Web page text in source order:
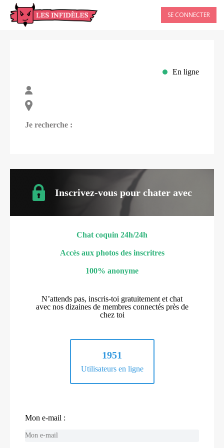
SE CONNECTER
En ligne
Je recherche :
Inscrivez-vous pour chater avec
Chat coquin 24h/24h
Accès aux photos des inscritres
100% anonyme
N’attends pas, inscris-toi gratuitement et chat
avec nos dizaines de membres connectés près de
chez toi
1951
Utilisateurs en ligne
Mon e-mail :